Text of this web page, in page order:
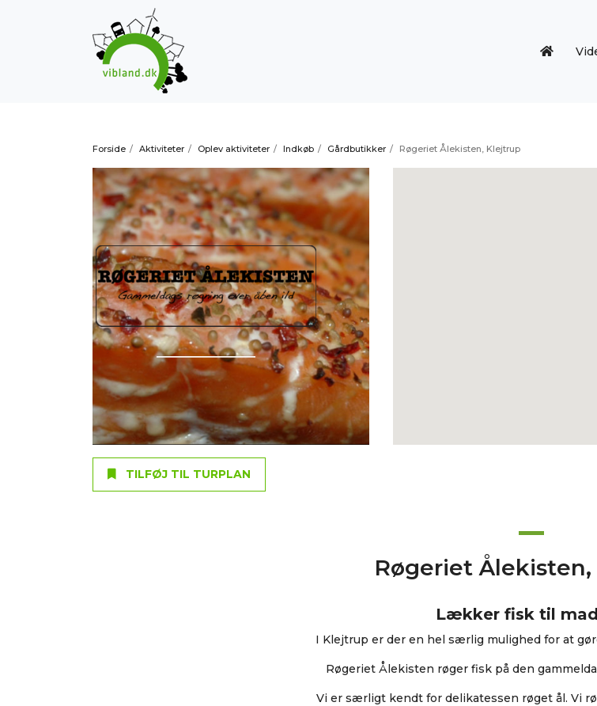
Forside / Aktiviteter / Oplev aktiviteter / Indkøb / Gårdbutikker / Røgeriet Ålekisten, Klejtrup
TILFØJ TIL TURPLAN
Røgeriet
Lækker fisk til
I Klejtrup er der en hel særlig mulighed for at
Røgeriet Ålekisten røger fisk på den
Vi er særligt kendt for delikatessen røget ål. Vi